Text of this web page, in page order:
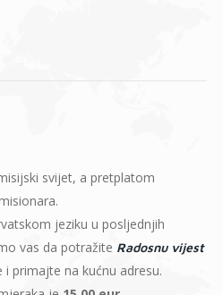
svijet, a pretplatom
jeziku u posljednjih
vas da potražite Radosnu vijest
primajte na kućnu adresu.